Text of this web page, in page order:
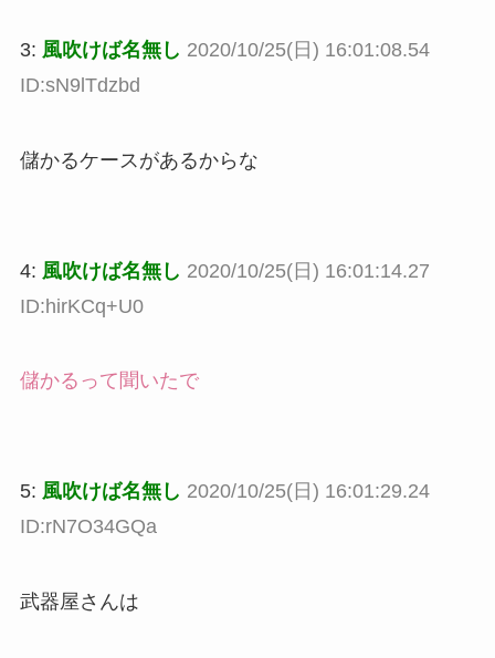
3: 風吹けば名無し 2020/10/25(日) 16:01:08.54
ID:sN9lTdzbd
儲かるケースがあるからな
4: 風吹けば名無し 2020/10/25(日) 16:01:14.27
ID:hirKCq+U0
儲かるって聞いたで
5: 風吹けば名無し 2020/10/25(日) 16:01:29.24
ID:rN7O34GQa
武器屋さんは